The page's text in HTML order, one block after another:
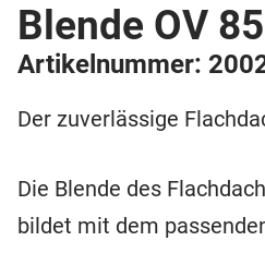
Blende OV 85
Artikelnummer:
Der zuverlässige
Die Blende des
bildet mit dem